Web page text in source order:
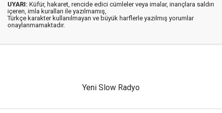
UYARI: Küfür, hakaret, rencide edici cümleler veya imalar, inançlara saldırı
içeren, imla kuralları ile yazılmamış,
Türkçe karakter kullanılmayan ve büyük harflerle yazılmış yorumlar
onaylanmamaktadır.
Yeni Slow Radyo